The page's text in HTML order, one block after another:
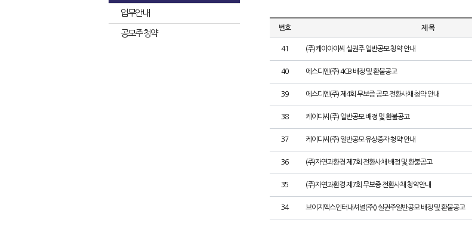
업무안내
공모주 청약
번호 제 목
41 (주)케이아이씨 실권주 일반공모 청약 안내
40 에스디엔(주) 4CB 배정 및 환불공고
39 에스디엔(주) 제4회 무보증 공모 전환사채 청약 안내
38 케이디씨(주) 일반공모 배정 및 환불공고
37 케이디씨(주) 일반공모 유상증자 청약 안내
36 (주)자연과환경 제7회 전환사채 배정 및 환불공고
35 (주)자연과환경 제7회 무보증 전환사채 청약안내
34 브이지엑스인터내셔널(주() 실권주일반공모 배정 및 환불공고